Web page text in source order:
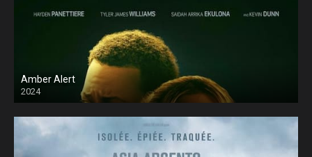
Amber Alert
2024